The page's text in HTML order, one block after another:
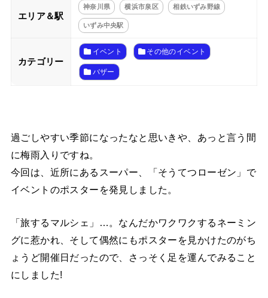
エリア＆駅
神奈川県 横浜市泉区 相鉄いずみ野線
いずみ中央駅
カテゴリー
イベント その他のイベント
バザー
過ごしやすい季節になったなと思いきや、あっと言う間
に梅雨入りですね。
今回は、近所にあるスーパー、「そうてつローゼン」で
イベントのポスターを発見しました。
「旅するマルシェ」…。なんだかワクワクするネーミン
グに惹かれ、そして偶然にもポスターを見かけたのがち
ょうど開催日だったので、さっそく足を運んでみること
にしました!